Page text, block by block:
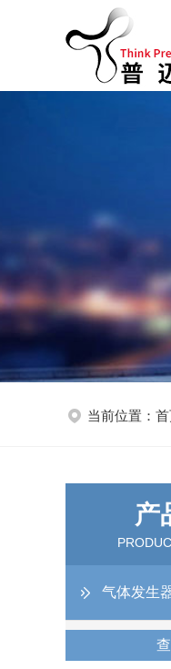
当前位置：
产
气体发生